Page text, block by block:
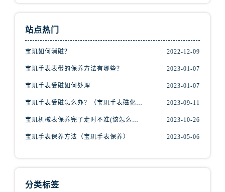
安徽省黄山市屯溪区黄山西路宝玑售后服务中心（需提前预约）
福建省三明市三元区东乾二路宝玑售后服务中心（需提前预约）
站点热门
宝玑如何消磁？ 2022-12-09
宝玑手表表带的保养方法有哪些？ 2023-01-07
宝玑手表受磁如何处理 2023-01-07
宝玑手表受磁怎么办？（宝玑手表磁化的解决办法） 2023-09-11
宝玑机械表保养完了走时不准(该怎么办？) 2023-10-26
宝玑手表保养方法（宝玑手表保养） 2023-05-06
分类标签